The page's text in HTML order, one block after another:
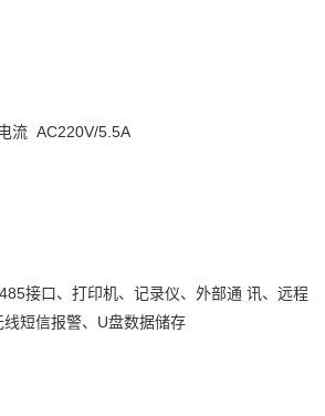
流 AC220V/5.5A
接口、打印机、记录仪、外部通 讯、远程
短信报警、U盘数据储存